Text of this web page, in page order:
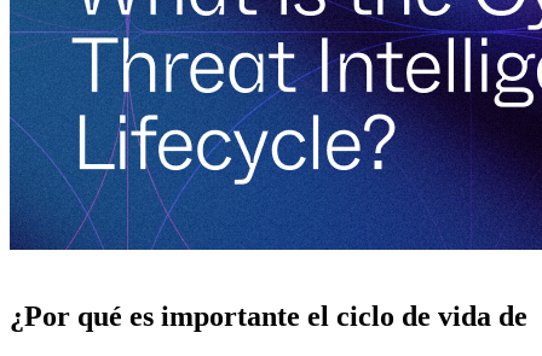
¿Por qué es importante el ciclo de vida de